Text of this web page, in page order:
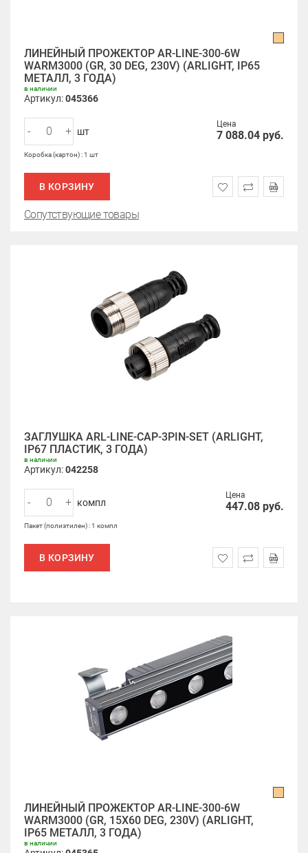
ЛИНЕЙНЫЙ ПРОЖЕКТОР AR-LINE-300-6W
WARM3000 (GR, 30 DEG, 230V) (ARLIGHT, IP65
МЕТАЛЛ, 3 ГОДА)
в наличии
Артикул:045366
Цена
7 088.04 руб.
- + шт
Коробка (картон) : 1 шт
В КОРЗИНУ
Сопутствующие товары
ЗАГЛУШКА ARL-LINE-CAP-3PIN-SET (ARLIGHT,
IP67 ПЛАСТИК, 3 ГОДА)
в наличии
Артикул:042258
Цена
447.08 руб.
- + компл
Пакет (полиэтилен) : 1 компл
В КОРЗИНУ
ЛИНЕЙНЫЙ ПРОЖЕКТОР AR-LINE-300-6W
WARM3000 (GR, 15X60 DEG, 230V) (ARLIGHT,
IP65 МЕТАЛЛ, 3 ГОДА)
в наличии